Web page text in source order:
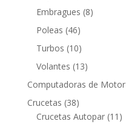
productos
Embragues 88
Poleas 4646
productos
Turbos 1010
productos
Volantes 1313
productos
Computadoras de Motor
Crucetas 3838
productos
Crucetas Autopar 11 11